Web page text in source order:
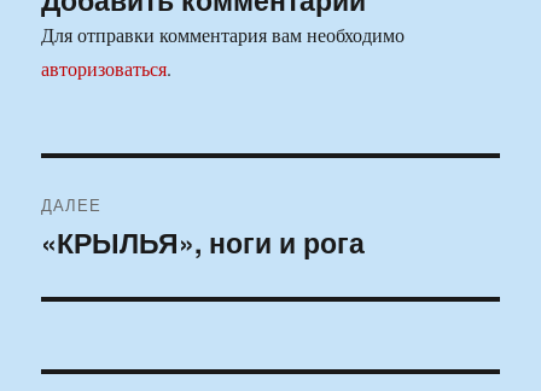
Для отправки комментария вам необходимо
авторизоваться.
по
ДАЛЕЕ
Следующая
«КРЫЛЬЯ», ноги и рога